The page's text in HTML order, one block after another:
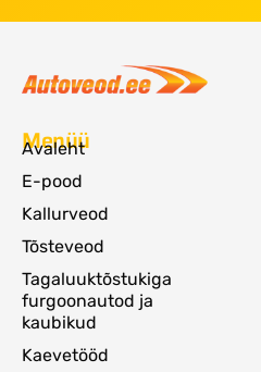
Menüü
Avaleht
E-pood
Kallurveod
Tõsteveod
Tagaluuktõstukiga
furgoonautod ja
kaubikud
Kaevetööd